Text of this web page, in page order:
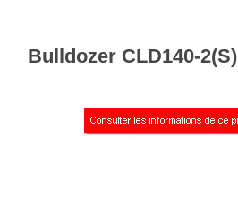
Bulldozer CLD140-2(S)